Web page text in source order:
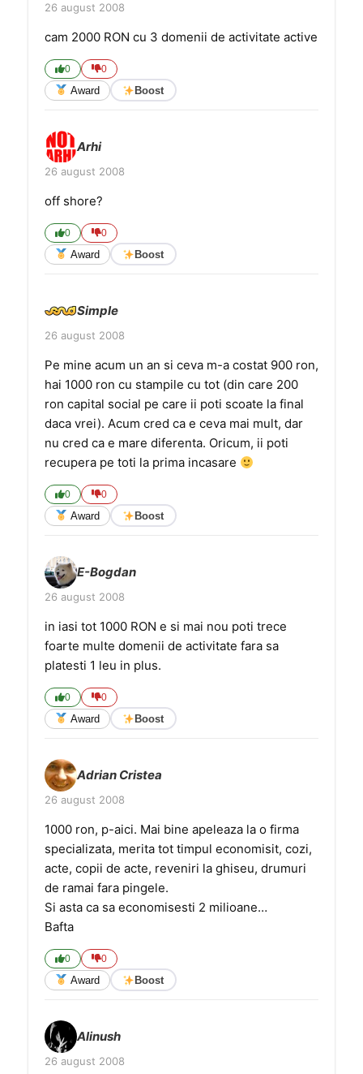
26 august 2008
cam 2000 RON cu 3 domenii de activitate active
0 0
Award Boost
Arhi
26 august 2008
off shore?
0 0
Award Boost
Simple
26 august 2008
Pe mine acum un an si ceva m-a costat 900 ron,
hai 1000 ron cu stampile cu tot (din care 200
ron capital social pe care ii poti scoate la final
daca vrei). Acum cred ca e ceva mai mult, dar
nu cred ca e mare diferenta. Oricum, ii poti
recupera pe toti la prima incasare
0 0
Award Boost
E-Bogdan
26 august 2008
in iasi tot 1000 RON e si mai nou poti trece
foarte multe domenii de activitate fara sa
platesti 1 leu in plus.
0 0
Award Boost
Adrian Cristea
26 august 2008
1000 ron, p-aici. Mai bine apeleaza la o firma
specializata, merita tot timpul economisit, cozi,
acte, copii de acte, reveniri la ghiseu, drumuri
de ramai fara pingele.
Si asta ca sa economisesti 2 milioane…
Bafta
0 0
Award Boost
Alinush
26 august 2008